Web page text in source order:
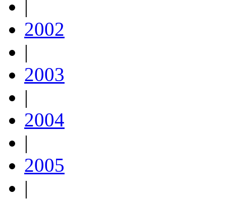
2002
|
2003
|
2004
|
2005
|